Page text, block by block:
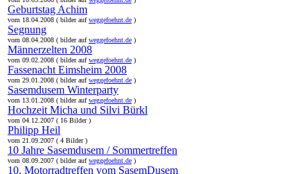
Geburtstag Achim
vom 18.04.2008 ( bilder aufweggefoehnt.de )
Segnung
vom 08.04.2008 ( bilder aufweggefoehnt.de )
Männerzelten 2008
vom 09.02.2008 ( bilder aufweggefoehnt.de )
Fassenacht Eimsheim 2008
vom 29.01.2008 ( bilder aufweggefoehnt.de )
Sasemdusem Winterparty
vom 13.01.2008 ( bilder aufweggefoehnt.de )
Hochzeit Micha und Silvi Bürkl
vom 04.12.2007 ( 16 Bilder )
Philipp Heil
vom 21.09.2007 ( 4 Bilder )
10 Jahre Sasemdusem / Sommertreffen
vom 08.09.2007 ( bilder aufweggefoehnt.de )
10. Motorradtreffen vom SasemDusem